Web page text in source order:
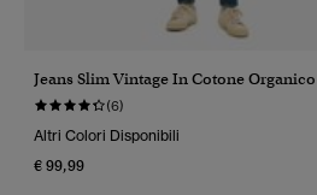
Jeans Slim Vintage In Cotone Organico
(6)
Altri Colori Disponibili
€ 99,99